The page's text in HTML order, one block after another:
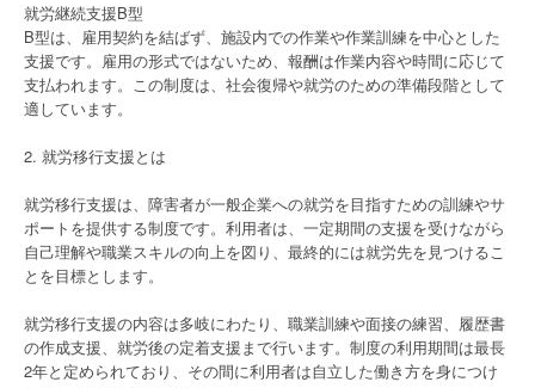
就労継続支援B型
B型は、雇用契約を結ばず、施設内での作業や作業訓練を中心とした
支援です。雇用の形式ではないため、報酬は作業内容や時間に応じて
支払われます。この制度は、社会復帰や就労のための準備段階として
適しています。
2. 就労移行支援とは
就労移行支援は、障害者が一般企業への就労を目指すための訓練やサ
ポートを提供する制度です。利用者は、一定期間の支援を受けながら
自己理解や職業スキルの向上を図り、最終的には就労先を見つけるこ
とを目標とします。
就労移行支援の内容は多岐にわたり、職業訓練や面接の練習、履歴書
の作成支援、就労後の定着支援まで行います。制度の利用期間は最長
2年と定められており、その間に利用者は自立した働き方を身につけ